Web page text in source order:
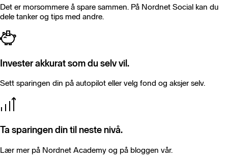
Det er morsommere å spare sammen. På Nordnet Social kan du
dele tanker og tips med andre.
Invester akkurat som du selv vil.
Sett sparingen din på autopilot eller velg fond og aksjer selv.
Ta sparingen din til neste nivå.
Lær mer på Nordnet Academy og på bloggen vår.